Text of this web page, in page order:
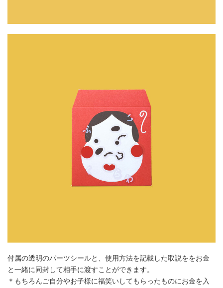
付属の透明のパーツシールと、使用方法を記載した取説ををお金
と一緒に同封して相手に渡すことができます。
＊もちろんご自分やお子様に福笑いしてもらったものにお金を入